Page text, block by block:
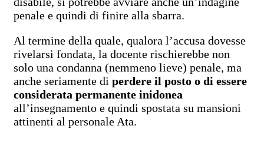
penale e quindi di finire alla sbarra.
Al termine della quale, qualora l’accusa dovesse
rivelarsi fondata, la docente rischierebbe non
solo una condanna (nemmeno lieve) penale, ma
anche seriamente di perdere il posto o di essere
considerata permanente inidonea
all’insegnamento e quindi spostata su mansioni
attinenti al personale Ata.